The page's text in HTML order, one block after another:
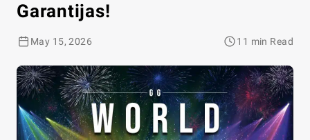
Garantijas!
May 15, 2026 11 min Read